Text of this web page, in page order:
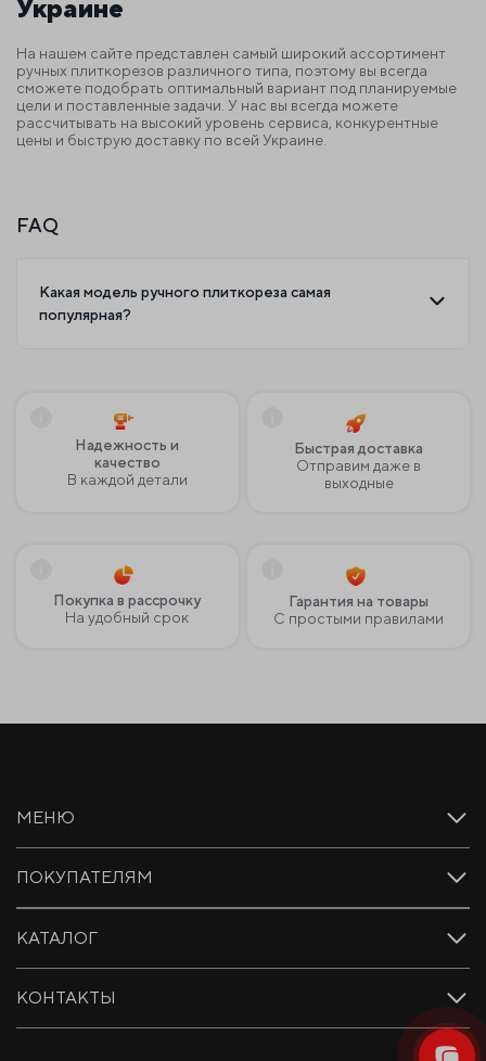
Украине
На нашем сайте представлен самый широкий ассортимент
ручных плиткорезов различного типа, поэтому вы всегда
сможете подобрать оптимальный вариант под планируемые
цели и поставленные задачи. У нас вы всегда можете
рассчитывать на высокий уровень сервиса, конкурентные
цены и быструю доставку по всей Украине.
FAQ
Какая модель ручного плиткореза самая
популярная?
Надежность и
качество
В каждой детали
Быстрая доставка
Отправим даже в
выходные
Покупка в рассрочку
На удобный срок
Гарантия на товары
С простыми правилами
КАТАЛОГ
ПОКУПАТЕЛЯМ
МЕНЮ
КОНТАКТЫ